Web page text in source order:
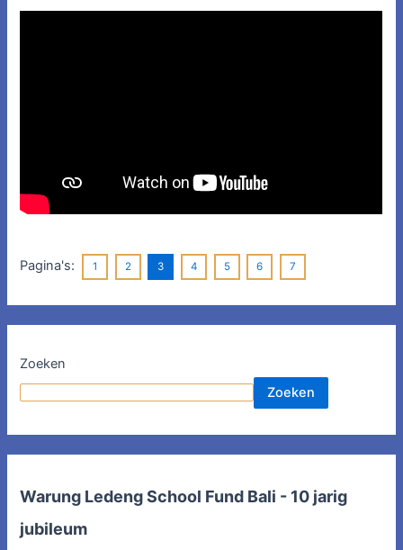
Pagina's: 1 2 3 4 5 6 7
Zoeken
Zoeken
Warung Ledeng School Fund Bali - 10 jarig
jubileum